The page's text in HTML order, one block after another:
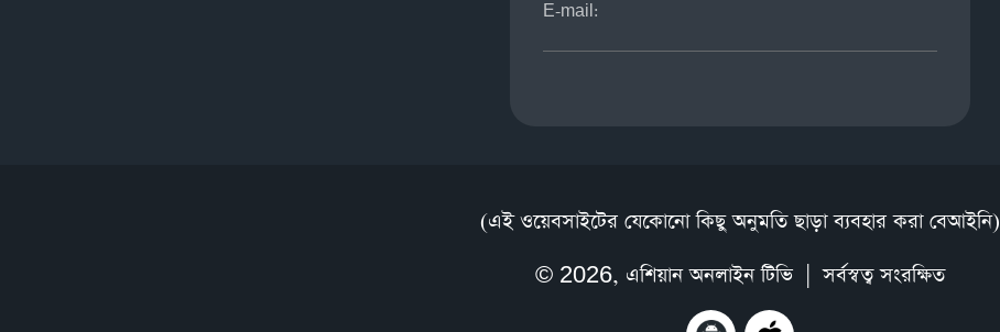
E-mail:
(এই ওয়েবসাইটের যেকোনো কিছু অনুমতি ছাড়া ব্যবহার করা বেআইনি)
© 2026, এশিয়ান অনলাইন টিভি| সর্বস্বত্ব সংরক্ষিত